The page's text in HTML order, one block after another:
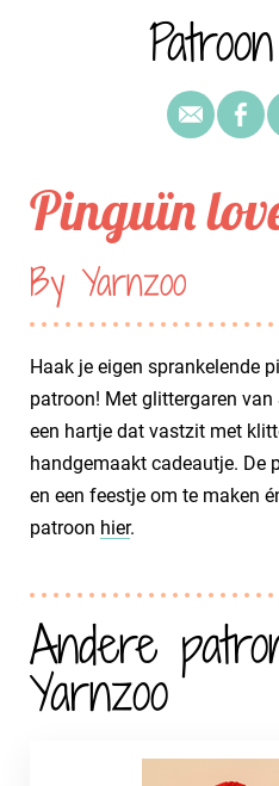
Pinguïn
By Yarnzoo
Haak je eigen sprankelende
patroon! Met glittergaren
een hartje dat vastzit met
handgemaakt cadeautje. De
en een feestje om te maken
patroon hier.
Andere
Yarnzoo